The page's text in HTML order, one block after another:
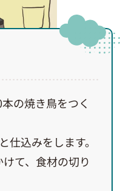
の焼き鳥をつく
仕込みをします。
て、食材の切り